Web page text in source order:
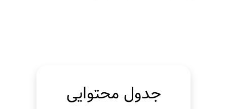
جدول محتوایی